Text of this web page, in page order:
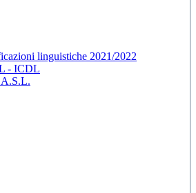
linguistiche 2021/2022
- ICDL